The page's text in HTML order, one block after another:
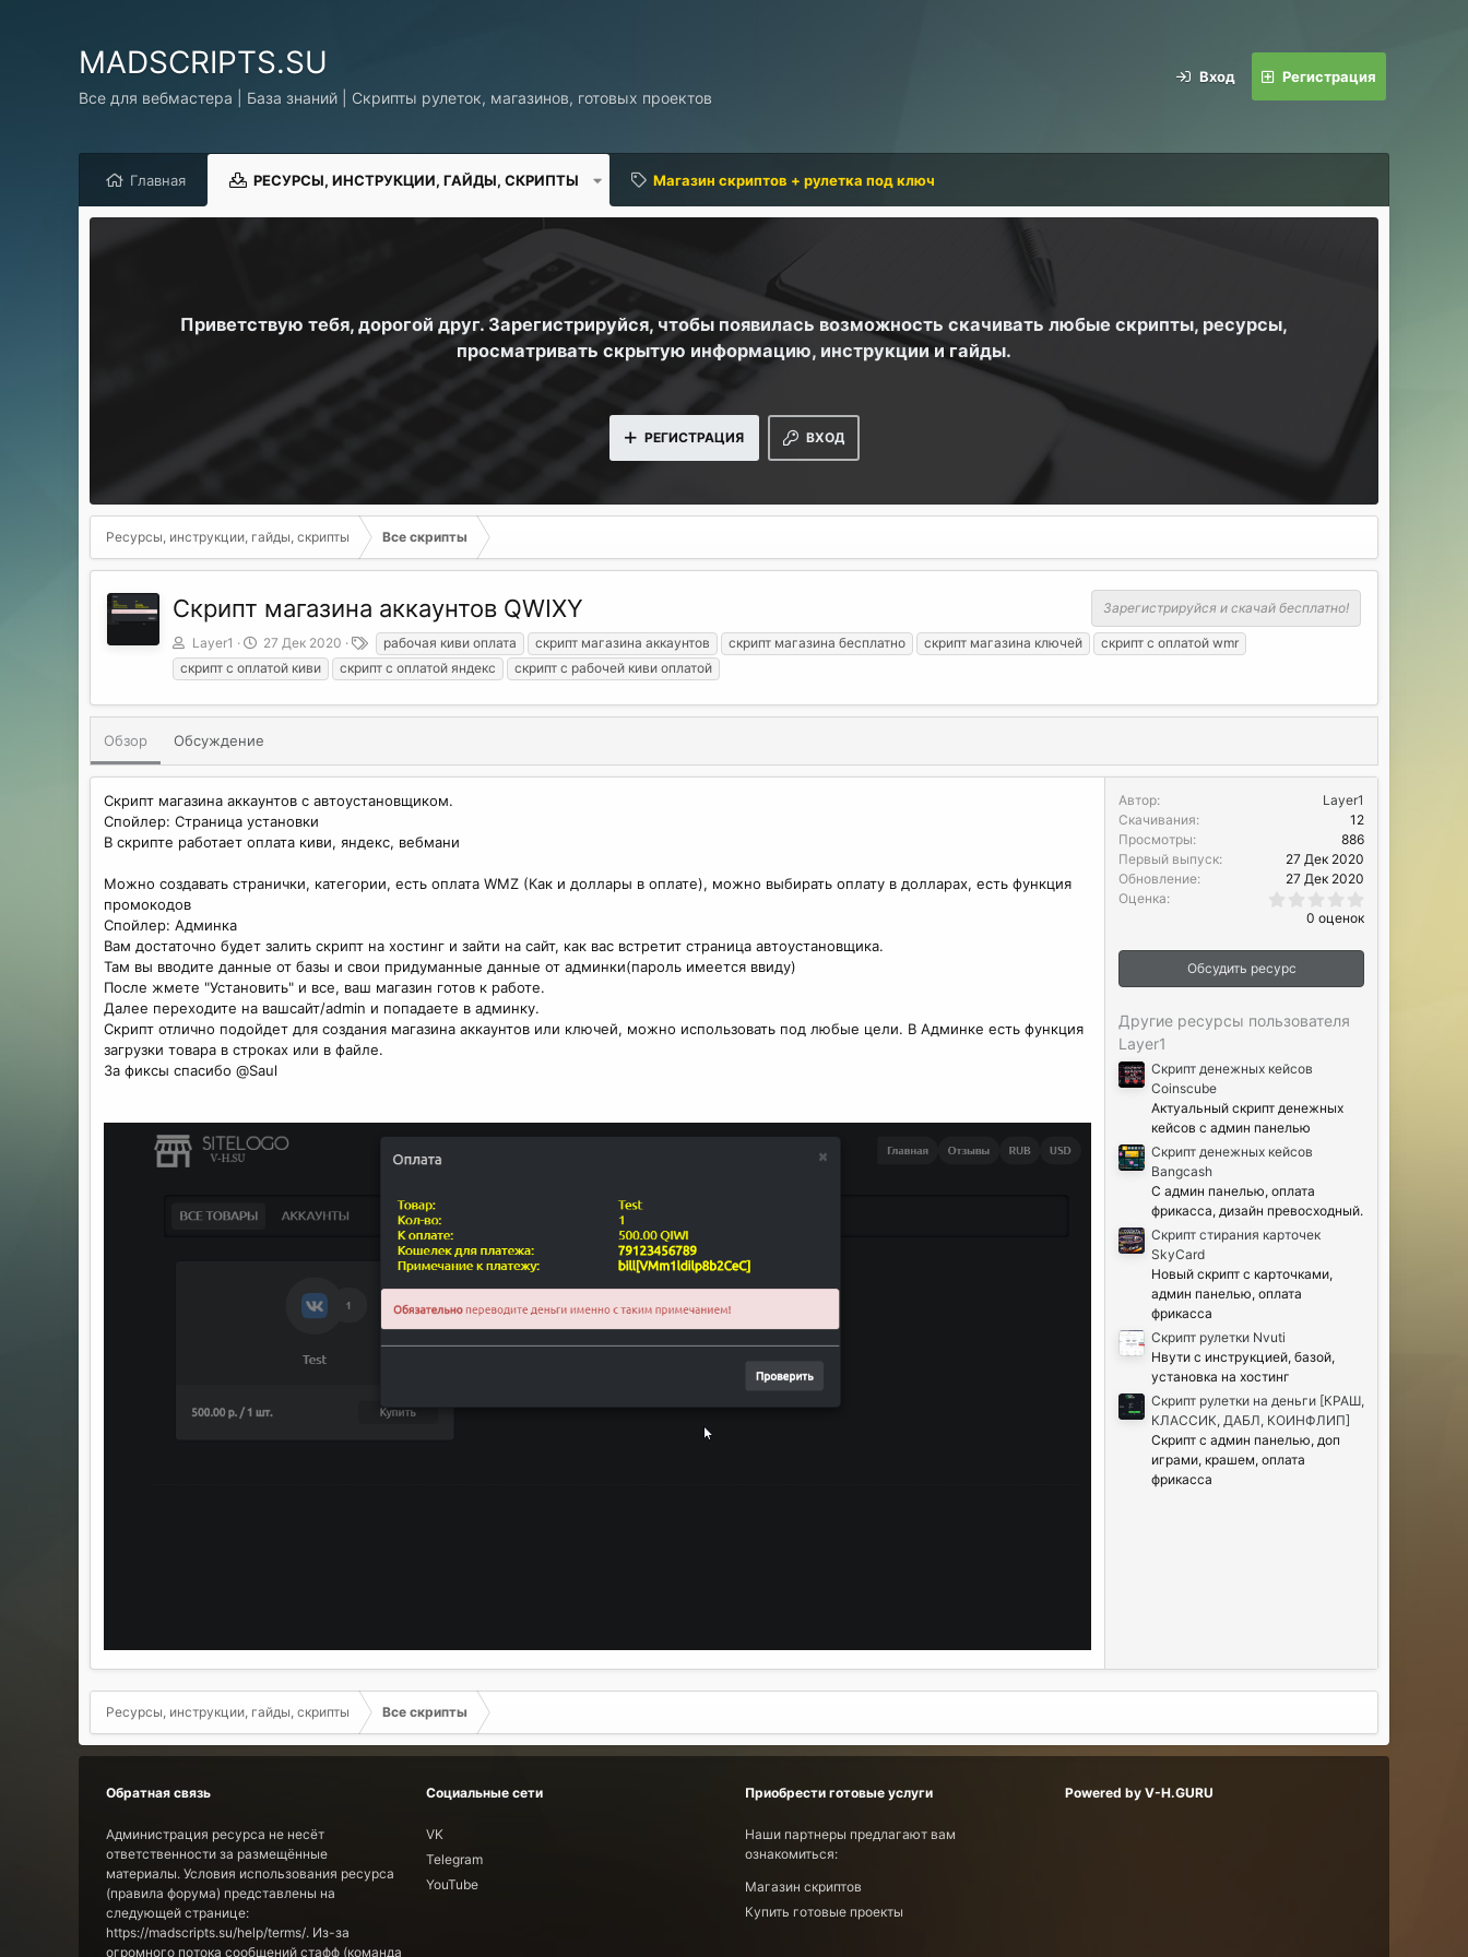
MADSCRIPTS.SU
Все для вебмастера | База знаний | Скрипты рулеток, магазинов, готовых проектов
Вход Регистрация
Главная РЕСУРСЫ, ИНСТРУКЦИИ, ГАЙДЫ, СКРИПТЫ Магазин скриптов + рулетка под ключ
Приветствую тебя, дорогой друг. Зарегистрируйся, чтобы появилась возможность скачивать любые скрипты, ресурсы,
просматривать скрытую информацию, инструкции и гайды.
ВХОД
РЕГИСТРАЦИЯ
Ресурсы, инструкции, гайды, скрипты Все скрипты
Скрипт магазина аккаунтов QWIXY
Зарегистрируйся и скачай бесплатно!
А
в
т
р
Layer1
Д
а
т
с
о
д
а
н
и
27 Дек 2020
е
г
рабочая киви оплата скрипт магазина аккаунтов скрипт магазина бесплатно скрипт магазина ключей
скрипт с оплатой wmr
скрипт с оплатой киви
скрипт с оплатой яндекс скрипт с рабочей киви оплатой
Обзор Обсуждение
Скрипт магазина аккаунтов с автоустановщиком.
Спойлер: Страница установки
В скрипте работает оплата киви, яндекс, вебмани
Можно создавать странички, категории, есть оплата WMZ (Как и доллары в оплате), можно выбирать оплату в долларах, есть функция
промокодов
Спойлер: Админка
Вам достаточно будет залить скрипт на хостинг и зайти на сайт, как вас встретит страница автоустановщика.
Там вы вводите данные от базы и свои придуманные данные от админки(пароль имеется ввиду)
После жмете "Установить" и все, ваш магазин готов к работе.
Далее переходите на вашсайт/admin и попадаете в админку.
Скрипт отлично подойдет для создания магазина аккаунтов или ключей, можно использовать под любые цели. В Админке есть функция
загрузки товара в строках или в файле.
За фиксы спасибо @Saul
Автор
Layer1
Скачивания
12
Просмотры
886
Первый выпуск
27 Дек 2020
Обновление
27 Дек 2020
Оценка
.
0
з
ё
0 оценок
Обсудить ресурс
Другие ресурсы пользователя
Layer1
Скрипт денежных кейсов
Coinscube
Актуальный скрипт денежных
кейсов с админ панелью
Скрипт денежных кейсов
Bangcash
С админ панелью, оплата
фрикасса, дизайн превосходный.
Скрипт стирания карточек
SkyCard
Новый скрипт с карточками,
админ панелью, оплата
фрикасса
Скрипт рулетки Nvuti
Нвути с инструкцией, базой,
установка на хостинг
Скрипт рулетки на деньги [КРАШ,
КЛАССИК, ДАБЛ, КОИНФЛИП]
Скрипт с админ панелью, доп
играми, крашем, оплата
фрикасса
Ресурсы, инструкции, гайды, скрипты Все скрипты
Обратная связь
Администрация ресурса не несёт
ответственности за размещённые
материалы. Условия использования ресурса
(правила форума) представлены на
следующей странице:
https://madscripts.su/help/terms/. Из-за
огромного потока сообщений стафф (команда
Социальные сети
VK
Telegram
YouTube
Приобрести готовые услуги
Наши партнеры предлагают вам
ознакомиться:
Магазин скриптов
Купить готовые проекты
Powered by V-H.GURU